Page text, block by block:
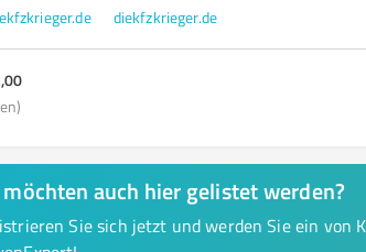
diekfzkrieger.de
möchten auch hier gelistet werden?
Sie sich jetzt und werden Sie ein von